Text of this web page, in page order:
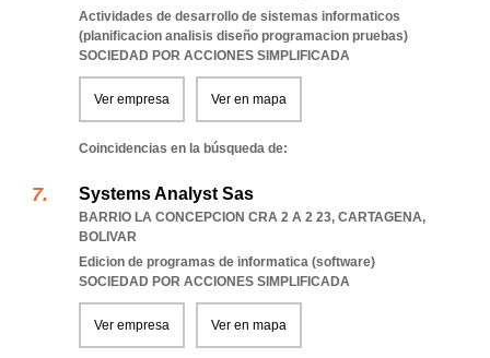
Actividades de desarrollo de sistemas informaticos
(planificacion analisis diseño programacion pruebas)
SOCIEDAD POR ACCIONES SIMPLIFICADA
Ver empresa Ver en mapa
Coincidencias en la búsqueda de:
Systems Analyst Sas
BARRIO LA CONCEPCION CRA 2 A 2 23, CARTAGENA,
BOLIVAR
Edicion de programas de informatica (software)
SOCIEDAD POR ACCIONES SIMPLIFICADA
Ver empresa Ver en mapa